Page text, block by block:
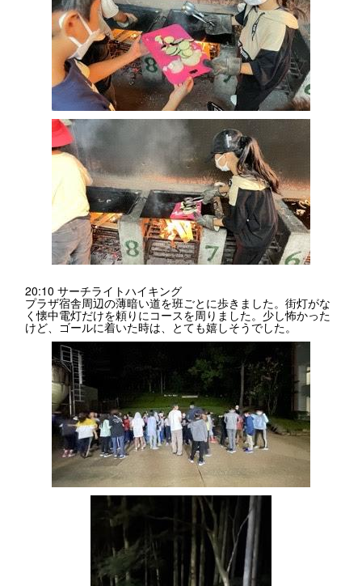
20:10 サーチライトハイキング
プラザ宿舎周辺の薄暗い道を班ごとに歩きました。街灯がな
く懐中電灯だけを頼りにコースを周りました。少し怖かった
けど、ゴールに着いた時は、とても嬉しそうでした。